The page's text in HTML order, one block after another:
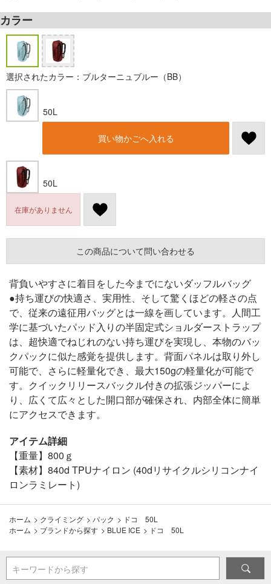
カラー
選択されたカラー：ブルターニュブルー（BB）
50L
買い物かごへ入れる
50L
在庫がありません
この商品について問い合わせる
背負いやすさに着目をした今までにないダッフルバッグ
●持ち運びの快適さ、実用性、そして驚くほどの軽さの点
で、従来の遠征用バッグとは一線を画しています。人間工
学に基づいたパッド入りの半固定式ショルダーストラップ
は、超快適でねじれのない持ち運びを実現し、本物のバッ
クパックに似た感覚を提供します。背面パネルは取り外し
可能で、さらに軽量化でき、最大150gの軽量化が可能で
す。クイックリリースバックル付きの拡張ジッパーによ
り、広くて広々とした開口部が確保され、内部全体に簡単
にアクセスできます。
アイテム詳細
【重量】800ｇ
【素材】840d TPUナイロン (40dリサイクルシリコンナイ
ロンラミレート)
ホーム > クライミング > パック > ドコ 50L
ホーム > ブランドから探す > BLUE ICE > ドコ 50L
キーワードから探す